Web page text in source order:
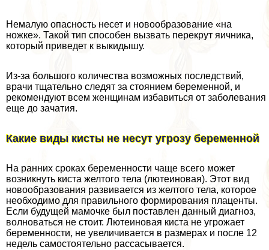
Немалую опасность несет и новообразование «на
ножке». Такой тип способен вызвать перекрут яичника,
который приведет к выкидышу.
Из-за большого количества возможных последствий,
врачи тщательно следят за стоянием беременной, и
рекомендуют всем женщинам избавиться от заболевания
еще до зачатия.
Какие виды кисты не несут угрозу беременной
На ранних сроках беременности чаще всего может
возникнуть киста желтого тела (лютеиновая). Этот вид
новообразования развивается из желтого тела, которое
необходимо для правильного формирования плаценты.
Если будущей мамочке был поставлен данный диагноз,
волноваться не стоит. Лютеиновая киста не угрожает
беременности, не увеличивается в размерах и после 12
недель самостоятельно рассасывается.